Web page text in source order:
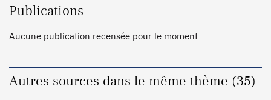
Publications
Aucune publication recensée pour le moment
Autres sources dans le même thème (35)